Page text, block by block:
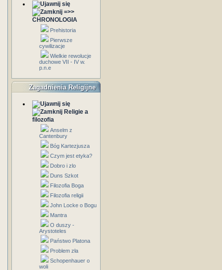
=>>
CHRONOLOGIA
Prehistoria
Pierwsze
cywilizacje
Wielkie rewolucje
duchowe VII - IV w.
p.n.e
Zagadnienia Religijne
Religie a
filozofia
Anselm z
Cantenbury
Bóg Kartezjusza
Czym jest etyka?
Dobro i zlo
Duns Szkot
Filozofia Boga
Filozofia religii
John Locke o Bogu
Mantra
O duszy -
Arystoteles
Państwo Platona
Problem zła
Schopenhauer o
woli